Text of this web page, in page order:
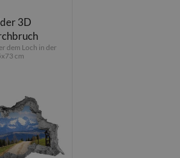
3D
dem Loch in der
cm